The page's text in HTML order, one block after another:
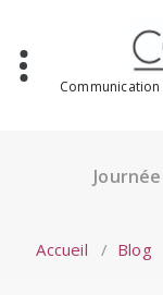
contenu
Communication
Accueil / Blog